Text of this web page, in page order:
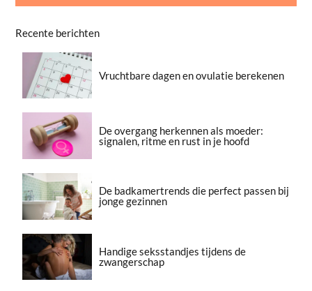
Recente berichten
Vruchtbare dagen en ovulatie berekenen
De overgang herkennen als moeder:
signalen, ritme en rust in je hoofd
De badkamertrends die perfect passen bij
jonge gezinnen
Handige seksstandjes tijdens de
zwangerschap